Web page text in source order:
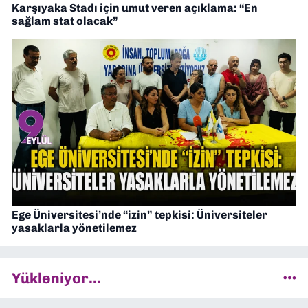
Karşıyaka Stadı için umut veren açıklama: “En
sağlam stat olacak”
Ege Üniversitesi’nde “izin” tepkisi: Üniversiteler
yasaklarla yönetilemez
Yükleniyor...